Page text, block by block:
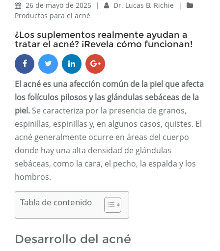
26 de mayo de 2025 | Dr. Lucas B. Richie
|
Productos para el acné
¿Los suplementos realmente ayudan a
tratar el acné? ¡Revela cómo funcionan!
El acné es una afección común de la piel que afecta
los folículos pilosos y las glándulas sebáceas de la
piel. Se caracteriza por la presencia de granos,
espinillas, espinillas y, en algunos casos, quistes. El
acné generalmente ocurre en áreas del cuerpo
donde hay una alta densidad de glándulas
sebáceas, como la cara, el pecho, la espalda y los
hombros.
Tabla de contenido
Desarrollo del acné